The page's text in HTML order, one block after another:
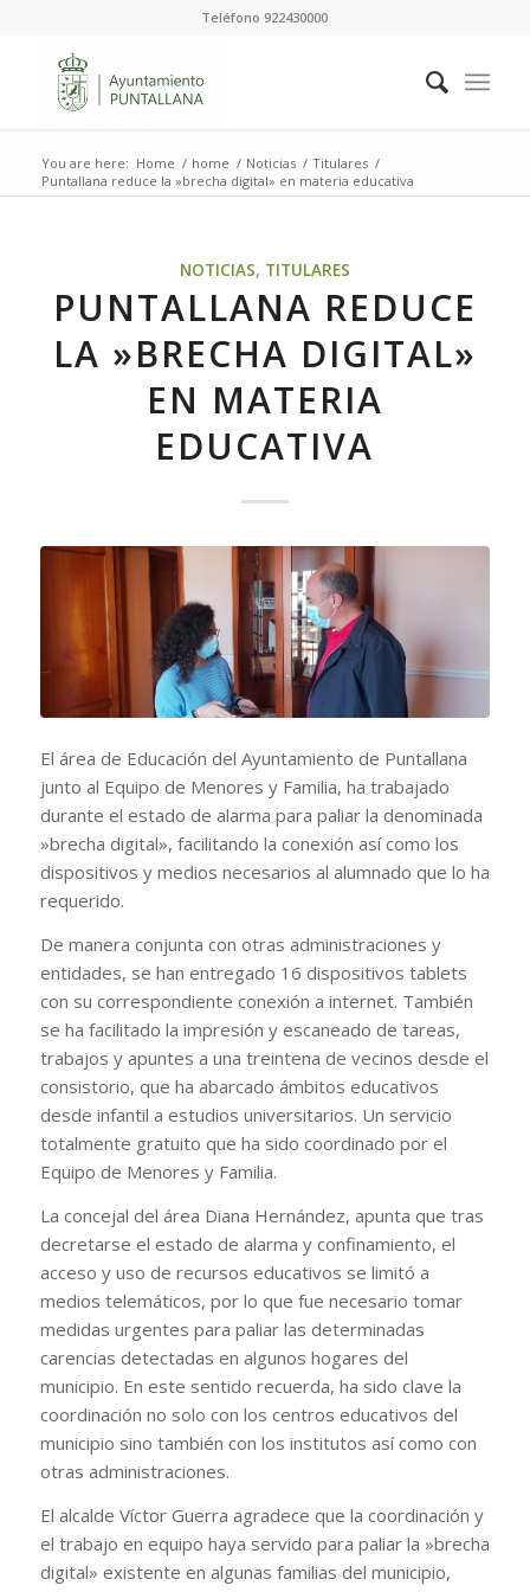
Teléfono 922430000
You are here: Home / home / Noticias / Titulares /
Puntallana reduce la »brecha digital» en materia educativa
NOTICIAS, TITULARES
PUNTALLANA REDUCE
LA »BRECHA DIGITAL»
EN MATERIA
EDUCATIVA
El área de Educación del Ayuntamiento de Puntallana
junto al Equipo de Menores y Familia, ha trabajado
durante el estado de alarma para paliar la denominada
»brecha digital», facilitando la conexión así como los
dispositivos y medios necesarios al alumnado que lo ha
requerido.
De manera conjunta con otras administraciones y
entidades, se han entregado 16 dispositivos tablets
con su correspondiente conexión a internet. También
se ha facilitado la impresión y escaneado de tareas,
trabajos y apuntes a una treintena de vecinos desde el
consistorio, que ha abarcado ámbitos educativos
desde infantil a estudios universitarios. Un servicio
totalmente gratuito que ha sido coordinado por el
Equipo de Menores y Familia.
La concejal del área Diana Hernández, apunta que tras
decretarse el estado de alarma y confinamiento, el
acceso y uso de recursos educativos se limitó a
medios telemáticos, por lo que fue necesario tomar
medidas urgentes para paliar las determinadas
carencias detectadas en algunos hogares del
municipio. En este sentido recuerda, ha sido clave la
coordinación no solo con los centros educativos del
municipio sino también con los institutos así como con
otras administraciones.
El alcalde Víctor Guerra agradece que la coordinación y
el trabajo en equipo haya servido para paliar la »brecha
digital» existente en algunas familias del municipio,